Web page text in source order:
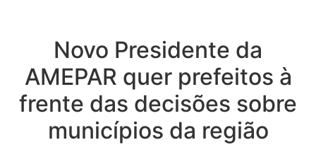
Novo Presidente da
AMEPAR quer prefeitos à
frente das decisões sobre
municípios da região